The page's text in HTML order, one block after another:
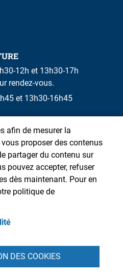
12h et 13h30-17h
rendez-vous.
et 13h30-16h45
afin de mesurer la
proposer des contenus
partager du contenu sur
pouvez accepter, refuser
dès maintenant. Pour en
politique de
DES COOKIES
IntranetMentions légales